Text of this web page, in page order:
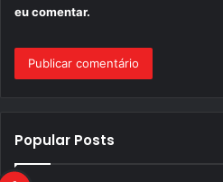
eu comentar.
Popular Posts